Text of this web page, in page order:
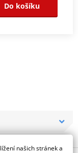
Do košíku
našich stránek a